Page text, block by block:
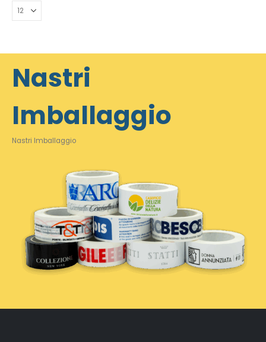
Nastri
Imballaggio
Nastri Imballaggio